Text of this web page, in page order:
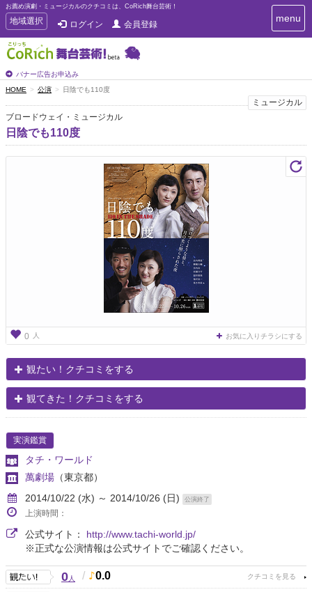
お薦め演劇・ミュージカルのクチコミは、CoRich舞台芸術！
T
o
g
g
e
n
a
v
i
g
地域選択 ログイン 会員登録
バナー広告お申込み
T
o
n
i
g
menu
HOME 公演 日陰でも110度
ミュージカル
ブロードウェイ・ミュージカル
日陰でも110度
0 人 お気に入りチラシにする
観たい！クチコミをする
観てきた！クチコミをする
実演鑑賞
タチ・ワールド
萬劇場 （東京都）
2014/10/22 (水) ～ 2014/10/26 (日)
公演終了
上演時間：
公式サイト： http://www.tachi-world.jp/
※正式な公演情報は公式サイトでご確認ください。
0人 / 0.0